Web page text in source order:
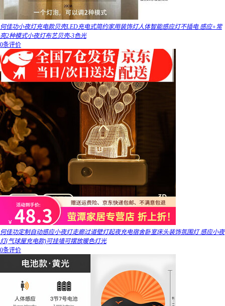
何佳功小夜灯充电款贝壳LED充电式简约家用装饰灯人体智能感应灯不插电 感应+常
亮2种模式小夜灯布艺贝壳-3色光
0条评价
何佳功定制自动感应小夜灯走廊过道壁灯起夜充电宿舍卧室床头装饰氛围灯 感应小夜
灯(气球屋充电款)可挂墙可摆放暖色灯光
0条评价